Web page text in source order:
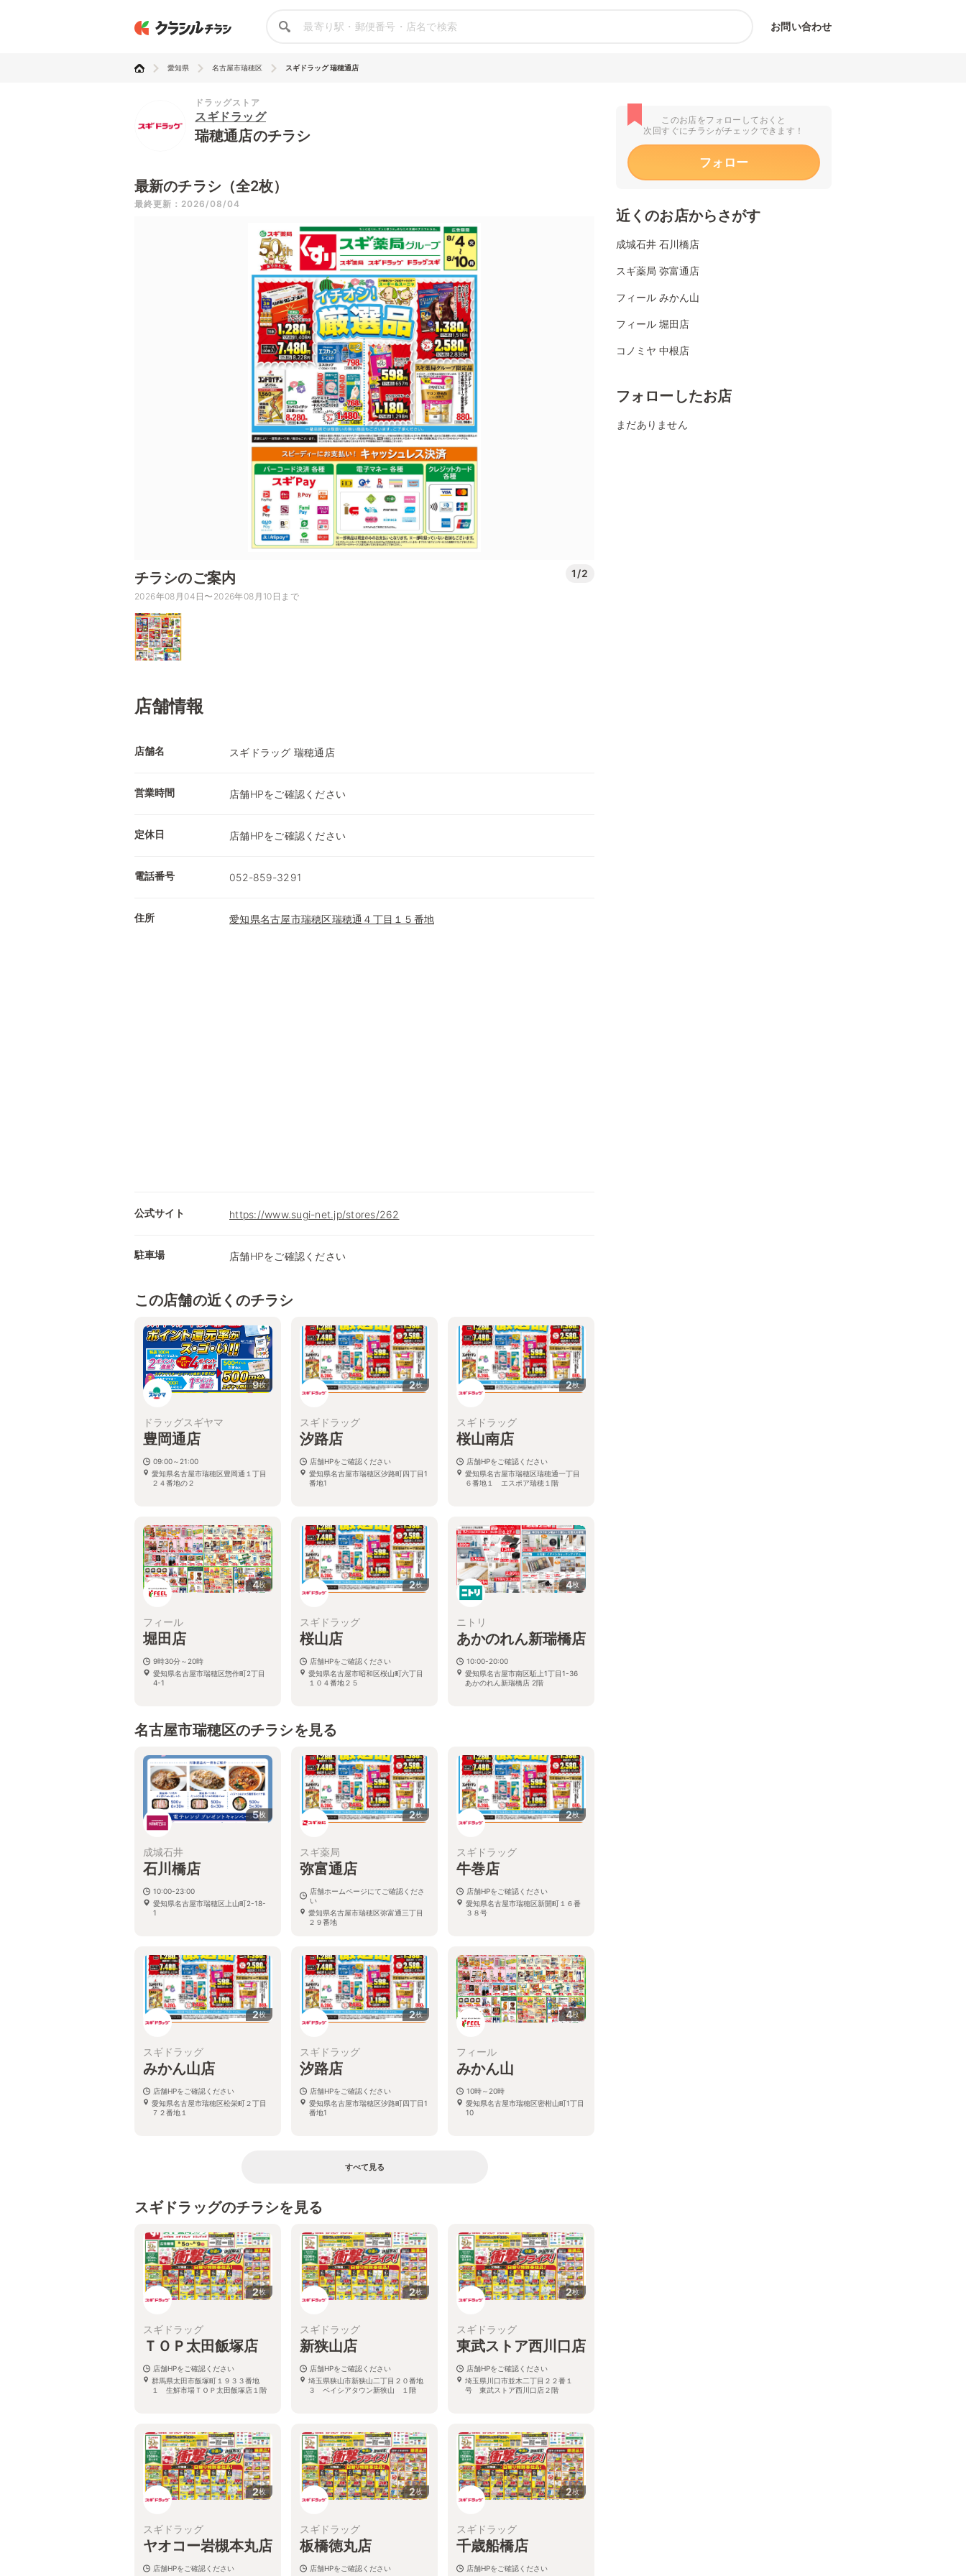
お問い合わせ
愛知県 名古屋市瑞穂区 スギドラッグ 瑞穂通店
ドラッグストア
スギドラッグ
瑞穂通店のチラシ
最新のチラシ（全2枚）
最終更新：2026/08/04
チラシのご案内 1/2
2026年08月04日〜2026年08月10日まで
店舗情報
店舗名 スギドラッグ 瑞穂通店
営業時間 店舗HPをご確認ください
定休日 店舗HPをご確認ください
電話番号 052-859-3291
住所 愛知県名古屋市瑞穂区瑞穂通４丁目１５番地
公式サイト https://www.sugi-net.jp/stores/262
駐車場 店舗HPをご確認ください
この店舗の近くのチラシ
9枚
ドラッグスギヤマ
豊岡通店
09:00～21:00
愛知県名古屋市瑞穂区豊岡通１丁目
２４番地の２
2枚
スギドラッグ
汐路店
店舗HPをご確認ください
愛知県名古屋市瑞穂区汐路町四丁目1
番地1
2枚
スギドラッグ
桜山南店
店舗HPをご確認ください
愛知県名古屋市瑞穂区瑞穂通一丁目
６番地１ エスポア瑞穂１階
4枚
フィール
堀田店
9時30分～20時
愛知県名古屋市瑞穂区惣作町2丁目
4-1
2枚
スギドラッグ
桜山店
店舗HPをご確認ください
愛知県名古屋市昭和区桜山町六丁目
１０４番地２５
4枚
ニトリ
あかのれん新瑞橋店
10:00-20:00
愛知県名古屋市南区駈上1丁目1-36
あかのれん新瑞橋店 2階
名古屋市瑞穂区のチラシを見る
5枚
成城石井
石川橋店
10:00-23:00
愛知県名古屋市瑞穂区上山町2-18-
1
2枚
スギ薬局
弥富通店
店舗ホームページにてご確認くださ
い
愛知県名古屋市瑞穂区弥富通三丁目
２９番地
2枚
スギドラッグ
牛巻店
店舗HPをご確認ください
愛知県名古屋市瑞穂区新開町１６番
３８号
2枚
スギドラッグ
みかん山店
店舗HPをご確認ください
愛知県名古屋市瑞穂区松栄町２丁目
７２番地１
2枚
スギドラッグ
汐路店
店舗HPをご確認ください
愛知県名古屋市瑞穂区汐路町四丁目1
番地1
4枚
フィール
みかん山
10時～20時
愛知県名古屋市瑞穂区密柑山町1丁目
10
すべて見る
スギドラッグのチラシを見る
2枚
スギドラッグ
ＴＯＰ太田飯塚店
店舗HPをご確認ください
群馬県太田市飯塚町１９３３番地
１ 生鮮市場ＴＯＰ太田飯塚店１階
2枚
スギドラッグ
新狭山店
店舗HPをご確認ください
埼玉県狭山市新狭山二丁目２０番地
３ ベイシアタウン新狭山 １階
2枚
スギドラッグ
東武ストア西川口店
店舗HPをご確認ください
埼玉県川口市並木二丁目２２番１
号 東武ストア西川口店２階
2枚
スギドラッグ
ヤオコー岩槻本丸店
店舗HPをご確認ください
2枚
スギドラッグ
板橋徳丸店
店舗HPをご確認ください
2枚
スギドラッグ
千歳船橋店
店舗HPをご確認ください
このお店をフォローしておくと
次回すぐにチラシがチェックできます！
フォロー
近くのお店からさがす
成城石井 石川橋店
スギ薬局 弥富通店
フィール みかん山
フィール 堀田店
コノミヤ 中根店
フォローしたお店
まだありません